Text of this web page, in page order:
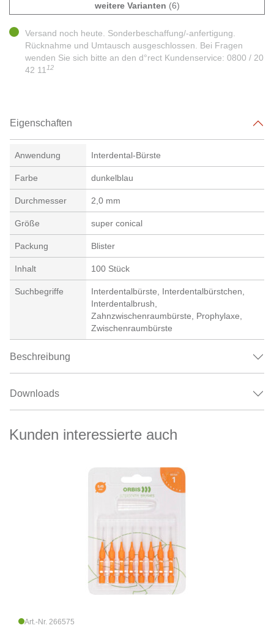
weitere Varianten (6)
Versand noch heute. Sonderbeschaffung/-anfertigung.
Rücknahme und Umtausch ausgeschlossen. Bei Fragen
wenden Sie sich bitte an den d°rect Kundenservice: 0800 / 20
42 11 12
Eigenschaften
Anwendung Interdental-Bürste
Farbe dunkelblau
Durchmesser 2,0 mm
Größe super conical
Packung Blister
Inhalt 100 Stück
Suchbegriffe
Interdentalbürste, Interdentalbürstchen,
Interdentalbrush,
Zahnzwischenraumbürste, Prophylaxe,
Zwischenraumbürste
Beschreibung
Downloads
Kunden interessierte auch
Art.-Nr. 266575